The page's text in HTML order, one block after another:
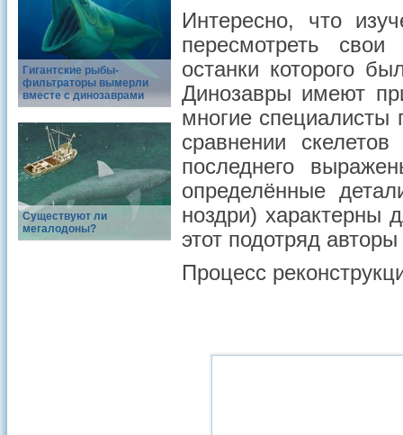
Гигантские рыбы-
фильтраторы вымерли
вместе с динозаврами
Существуют ли
мегалодоны?
Интересно, что
пересмотреть
останки которого
Динозавры имеют
многие специалисты
сравнении
последнего
определённые
ноздри) характерны
этот подотряд
Процесс